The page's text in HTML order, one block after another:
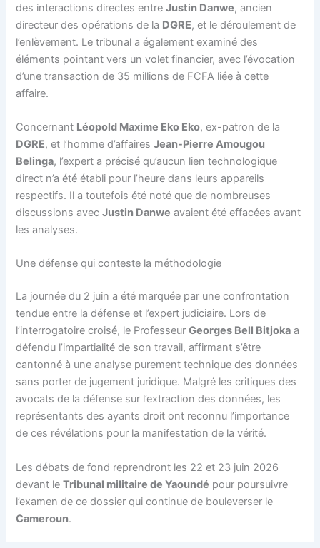
des interactions directes entreJustin Danwe, ancien
directeur des opérations de la DGRE, et le déroulement de
l’enlèvement. Le tribunal a également examiné des
éléments pointant vers un volet financier, avec l’évocation
d’une transaction de 35 millions de FCFA liée à cette
affaire.
Concernant Léopold Maxime Eko Eko, ex-patron de la
DGRE, et l’homme d’affairesJean-Pierre Amougou
Belinga, l’expert a précisé qu’aucun lien technologique
direct n’a été établi pour l’heure dans leurs appareils
respectifs. Il a toutefois été noté que de nombreuses
discussions avecJustin Danwe avaient été effacées avant
les analyses.
Une défense qui conteste la méthodologie
La journée du 2 juin a été marquée par une confrontation
tendue entre la défense et l’expert judiciaire. Lors de
l’interrogatoire croisé, le ProfesseurGeorges Bell Bitjoka a
défendu l’impartialité de son travail, affirmant s’être
cantonné à une analyse purement technique des données
sans porter de jugement juridique. Malgré les critiques des
avocats de la défense sur l’extraction des données, les
représentants des ayants droit ont reconnu l’importance
de ces révélations pour la manifestation de la vérité.
Les débats de fond reprendront les 22 et 23 juin 2026
devant leTribunal militaire de Yaoundé pour poursuivre
l’examen de ce dossier qui continue de bouleverser le
Cameroun.